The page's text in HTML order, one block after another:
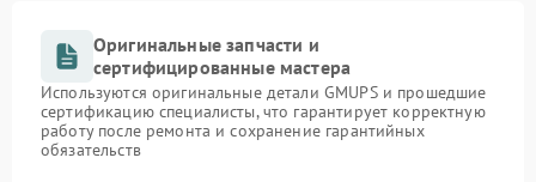
Оригинальные запчасти и
сертифицированные мастера
Используются оригинальные детали GMUPS и прошедшие
сертификацию специалисты, что гарантирует корректную
работу после ремонта и сохранение гарантийных
обязательств